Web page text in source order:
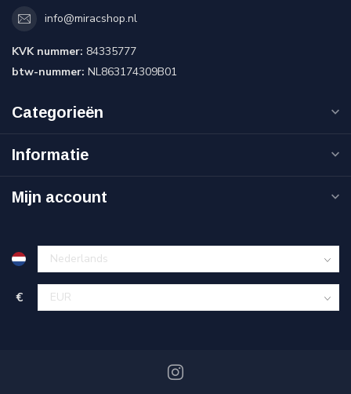
info@miracshop.nl
KVK nummer: 84335777
btw-nummer: NL863174309B01
Categorieën
Informatie
Mijn account
€